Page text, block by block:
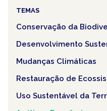
TEMAS
Conservação da
Desenvolvimento
Mudanças Climáticas
Restauração de
Uso Sustentável da